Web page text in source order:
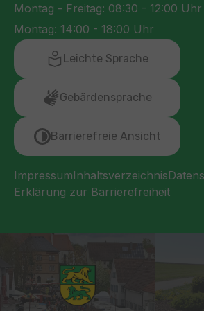
Montag - Freitag: 08:30 - 12:00 Uhr
Montag: 14:00 - 18:00 Uhr
Leichte Sprache
Gebärdensprache
Barrierefreie Ansicht
ImpressumInhaltsverzeichnis
Erklärung zur Barrierefreiheit